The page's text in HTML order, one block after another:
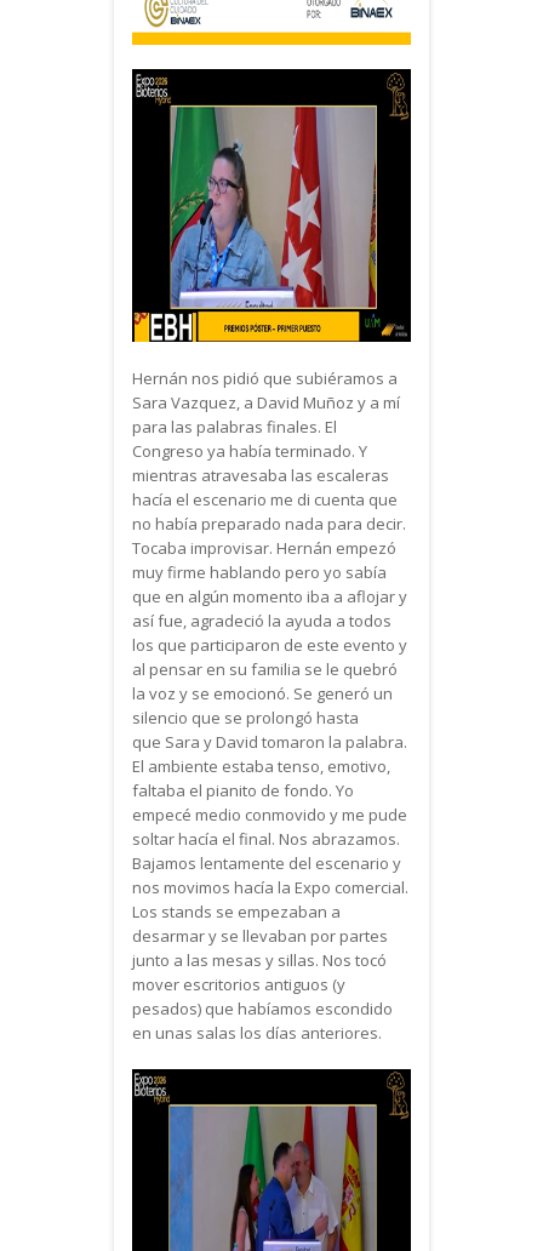
Hernán nos pidió que subiéramos a
Sara Vazquez, a David Muñoz y a mí
para las palabras finales. El
Congreso ya había terminado. Y
mientras atravesaba las escaleras
hacía el escenario me di cuenta que
no había preparado nada para decir.
Tocaba improvisar. Hernán empezó
muy firme hablando pero yo sabía
que en algún momento iba a aflojar y
así fue, agradeció la ayuda a todos
los que participaron de este evento y
al pensar en su familia se le quebró
la voz y se emocionó. Se generó un
silencio que se prolongó hasta
que Sara y David tomaron la palabra.
El ambiente estaba tenso, emotivo,
faltaba el pianito de fondo. Yo
empecé medio conmovido y me pude
soltar hacía el final. Nos abrazamos.
Bajamos lentamente del escenario y
nos movimos hacía la Expo comercial.
Los stands se empezaban a
desarmar y se llevaban por partes
junto a las mesas y sillas. Nos tocó
mover escritorios antiguos (y
pesados) que habíamos escondido
en unas salas los días anteriores.